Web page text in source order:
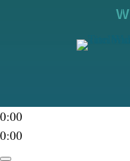
0:00
0:00